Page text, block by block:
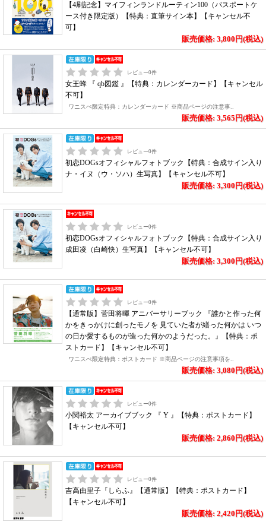
【4刷記念】マイフィンランドルーティン100（パスポートケ
ース付き限定版）【特典：直筆サイン本】【キャンセル不
可】
販売価格: 3,800円(税込)
レビュー0件
女王蜂 『 qb図鑑 』【特典：カレンダーカード】【キャンセル
不可】
ワニスぺ限定特典：カレンダーカード ※商品ページの注意事..
販売価格: 3,565円(税込)
レビュー0件
初恋DOGsオフィシャルフォトブック【特典：合成サイン入り
ナ・イヌ（ウ・ソハ）生写真】【キャンセル不可】
販売価格: 3,300円(税込)
レビュー0件
初恋DOGsオフィシャルフォトブック【特典：合成サイン入り
成田凌（白崎快）生写真】【キャンセル不可】
販売価格: 3,300円(税込)
レビュー0件
【通常版】菅田将暉 アニバーサリーブック 『誰かと作った何
かをきっかけに創ったモノを 見ていた者が繕った何かは いつ
の日か愛するものが造った何かのようだった。』【特典：ポ
ストカード】【キャンセル不可】
ワニスぺ限定特典：ポストカード ※商品ページの注意事項を..
販売価格: 3,080円(税込)
レビュー0件
小関裕太 アーカイブブック 『 Y 』【特典：ポストカード】
【キャンセル不可】
販売価格: 2,860円(税込)
レビュー0件
吉高由里子『しらふ』【通常版】【特典：ポストカード】
【キャンセル不可】
販売価格: 2,420円(税込)